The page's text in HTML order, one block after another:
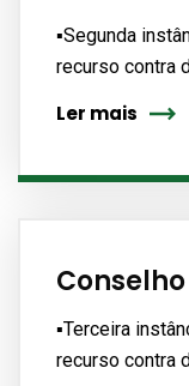
▪️Segunda
recurso contra
Ler mais
▪️Terceira
recurso contra